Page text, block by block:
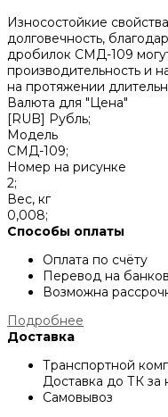
Износостойкие
долговечность,
дробилок СМД-109
производительность и
на протяжении
Валюта для "Цена"
[RUB] Рубль;
Модель
СМД-109;
Номер на рисунке
2;
Вес, кг
0,008;
Способы оплаты
Оплата по счёту
Перевод на
Возможна
Подробнее
Доставка
Транспортной
Доставка до ТК за
Самовывоз